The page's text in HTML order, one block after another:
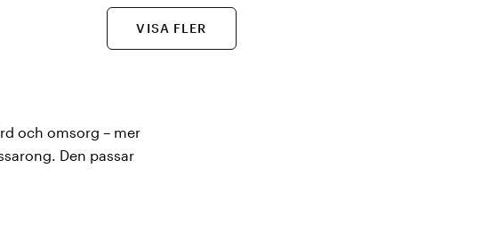
VISA FLER
och omsorg – mer
Den passar